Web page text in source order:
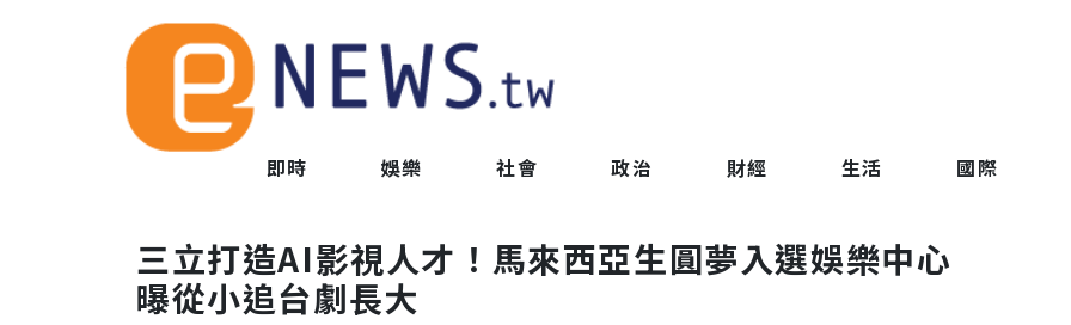
即時 娛樂 社會 政治 財經 生活 國際
三立打造AI影視人才！馬來西亞生圓夢入選娛樂中心
曝從小追台劇長大